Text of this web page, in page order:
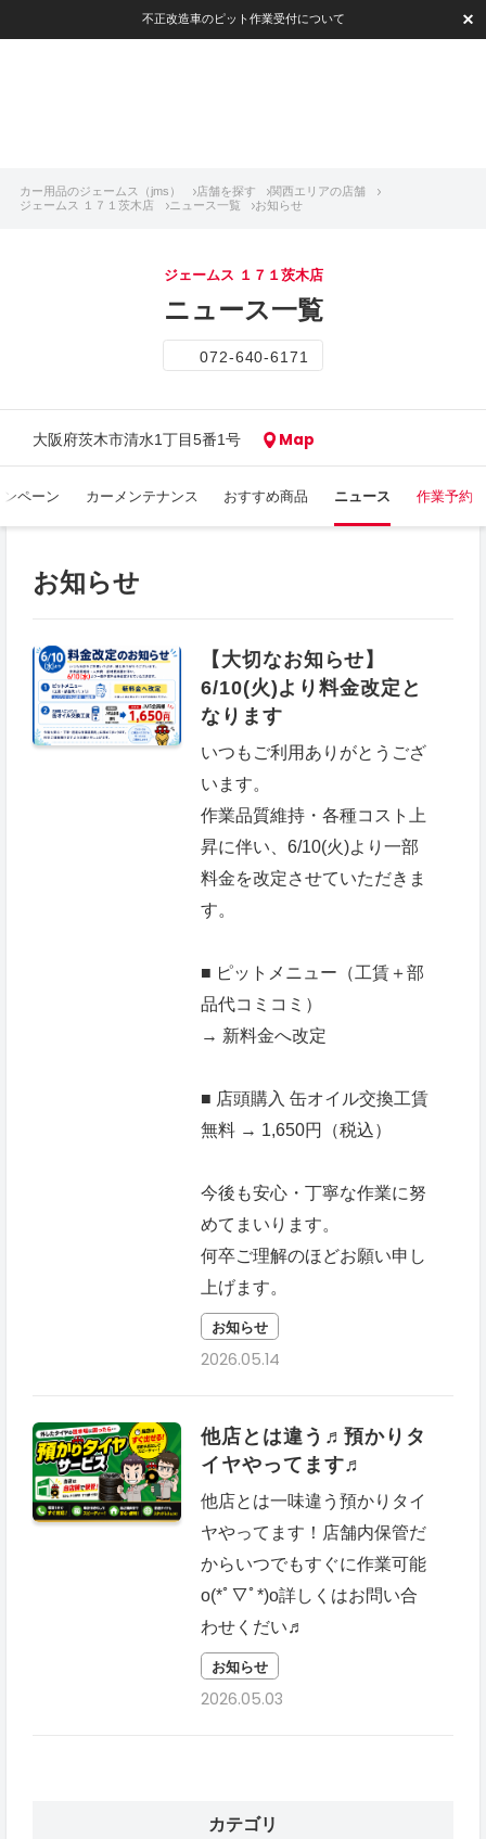
不正改造車のピット作業受付について
カー用品のジェームス（jms） 店舗を探す
関西エリアの店舗
ジェームス １７１茨木店
ニュース一覧 お知らせ
ジェームス １７１茨木店
ニュース一覧
072-640-6171
大阪府茨木市清水1丁目5番1号 Map
ペーン カーメンテナンス おすすめ商品 ニュース 作業予約
お知らせ
【大切なお知らせ】
6/10(火)より料金改定と
なります
いつもご利用ありがとうござ
います。
作業品質維持・各種コスト上
昇に伴い、6/10(火)より一部
料金を改定させていただきま
す。
■ ピットメニュー（工賃＋部
品代コミコミ）
→ 新料金へ改定
■ 店頭購入 缶オイル交換工賃
無料 → 1,650円（税込）
今後も安心・丁寧な作業に努
めてまいります。
何卒ご理解のほどお願い申し
上げます。
お知らせ
2026.05.14
他店とは違う♬預かりタ
イヤやってます♬
他店とは一味違う預かりタイ
ヤやってます！店舗内保管だ
からいつでもすぐに作業可能
o(*ﾟ▽ﾟ*)o詳しくはお問い合
わせくだい♬
お知らせ
2026.05.03
カテゴリ